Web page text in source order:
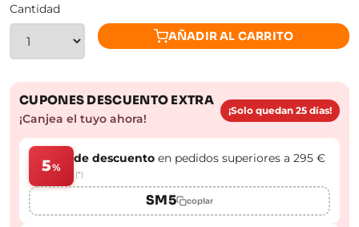
Cantidad
AÑADIR AL CARRITO
CUPONES DESCUENTO EXTRA
¡Canjea el tuyo ahora!
¡Solo quedan 25 días!
5%
de descuento en pedidos superiores a 295 €
(*)
SM5 copiar